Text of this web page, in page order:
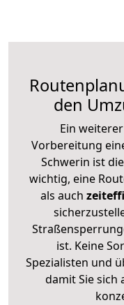
den
Ein
Vorbereitung
Schwerin ist die
wichtig, eine
als auch
ist. Keine
Spezialisten und
damit Sie sich